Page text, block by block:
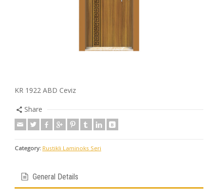
KR 1922 ABD Ceviz
Share
Category: Rustikli Laminoks Seri
General Details